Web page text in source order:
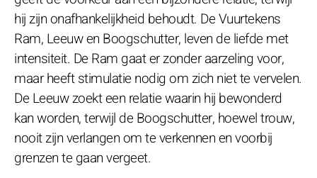
hij zijn onafhankelijkheid behoudt. De Vuurtekens
Ram, Leeuw en Boogschutter, leven de liefde met
intensiteit. De Ram gaat er zonder aarzeling voor,
maar heeft stimulatie nodig om zich niet te vervelen.
De Leeuw zoekt een relatie waarin hij bewonderd
kan worden, terwijl de Boogschutter, hoewel trouw,
nooit zijn verlangen om te verkennen en voorbij
grenzen te gaan vergeet.